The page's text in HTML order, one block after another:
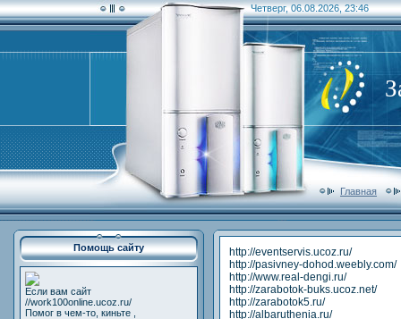
Четверг, 06.08.2026, 23:46
Главная
Помощь сайту
Если вам сайт
//work100online.ucoz.ru/
Помог в чем-то, киньте ,
http://eventservis.ucoz.ru/
http://pasivney-dohod.weebly.com/
http://www.real-dengi.ru/
http://zarabotok-buks.ucoz.net/
http://zarabotok5.ru/
http://albaruthenia.ru/